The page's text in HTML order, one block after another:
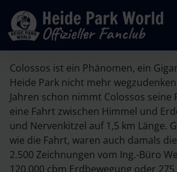
Colossos ist ein Phänomen, ein
Heide Park nicht mehr
Jahren schon nimmt Colossos seine
eine Fahrt zwischen Himmel und
und Nervenkitzel auf 1,5 km Länge.
wie die Fahrt, waren auch damals
2.500 Zeichnungen vom Ing.-Büro
120.000 cbm Erdbewegung oder